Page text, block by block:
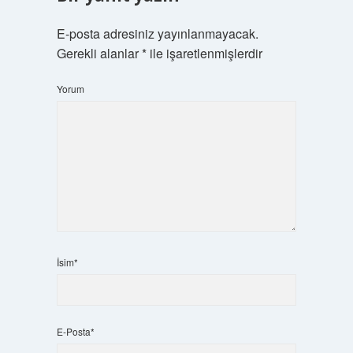
E-posta adresiniz yayınlanmayacak.
Gerekli alanlar*ile işaretlenmişlerdir
Yorum
İsim*
E-Posta*